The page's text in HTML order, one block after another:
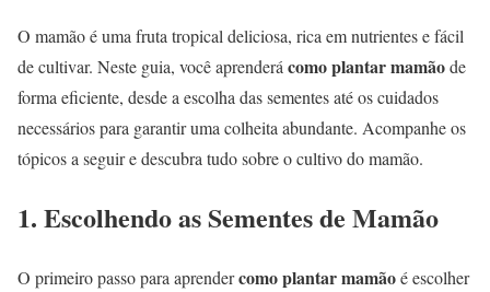
O mamão é uma fruta tropical deliciosa, rica em nutrientes e fácil
de cultivar. Neste guia, você aprenderá como plantar mamãode
forma eficiente, desde a escolha das sementes até os cuidados
necessários para garantir uma colheita abundante. Acompanhe os
tópicos a seguir e descubra tudo sobre o cultivo do mamão.
1. Escolhendo as Sementes de Mamão
O primeiro passo para aprendercomo plantar mamãoé escolher